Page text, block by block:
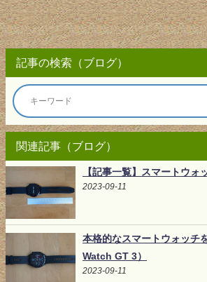
記事の検索（ブログ）
関連記事（ブログ）
【記事一覧】スマートウォ
2023-09-11
本格的なスマートウォッチ
Watch GT 3）
2023-09-11